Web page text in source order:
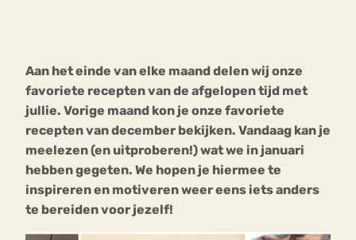
Aan het einde van elke maand delen wij onze
favoriete recepten van de afgelopen tijd met
jullie. Vorige maand kon je onze favoriete
recepten van december bekijken. Vandaag kan je
meelezen (en uitproberen!) wat we in januari
hebben gegeten. We hopen je hiermee te
inspireren en motiveren weer eens iets anders
te bereiden voor jezelf!
Forum
mia
Nerv
osa
Eetstoornis Anorexia Nervosa
Eetbuien Piekeren Sport
Trauma
Orthorexia
Afvallen Angst